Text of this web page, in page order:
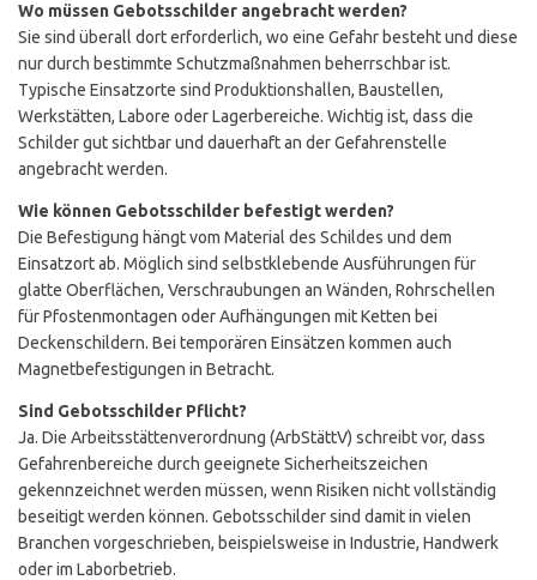
Wo müssen Gebotsschilder angebracht werden?
Sie sind überall dort erforderlich, wo eine Gefahr besteht und diese
nur durch bestimmte Schutzmaßnahmen beherrschbar ist.
Typische Einsatzorte sind Produktionshallen, Baustellen,
Werkstätten, Labore oder Lagerbereiche. Wichtig ist, dass die
Schilder gut sichtbar und dauerhaft an der Gefahrenstelle
angebracht werden.
Wie können Gebotsschilder befestigt werden?
Die Befestigung hängt vom Material des Schildes und dem
Einsatzort ab. Möglich sind selbstklebende Ausführungen für
glatte Oberflächen, Verschraubungen an Wänden, Rohrschellen
für Pfostenmontagen oder Aufhängungen mit Ketten bei
Deckenschildern. Bei temporären Einsätzen kommen auch
Magnetbefestigungen in Betracht.
Sind Gebotsschilder Pflicht?
Ja. Die Arbeitsstättenverordnung (ArbStättV) schreibt vor, dass
Gefahrenbereiche durch geeignete Sicherheitszeichen
gekennzeichnet werden müssen, wenn Risiken nicht vollständig
beseitigt werden können. Gebotsschilder sind damit in vielen
Branchen vorgeschrieben, beispielsweise in Industrie, Handwerk
oder im Laborbetrieb.